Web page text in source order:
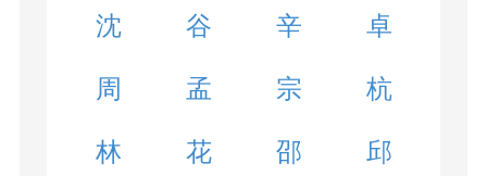
沈 谷 辛 卓
周 孟 宗 杭
林 花 邵 邱